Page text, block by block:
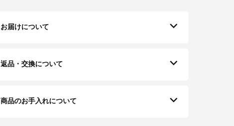
お届けについて
返品・交換について
商品のお手入れについて